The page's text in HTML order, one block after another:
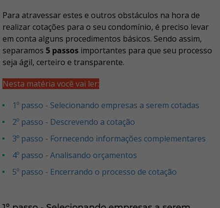
Para atravessar estes e outros obstáculos na hora de
realizar cotações para o seu condomínio, é preciso levar
em conta alguns procedimentos básicos. Sendo assim,
separamos 5 passos importantes para que seu processo
seja ágil, certeiro e transparente.
Nesta matéria você vai ler:
1º passo - Selecionando empresas a serem cotadas
2º passo - Descrevendo a cotação
3º passo - Fornecendo informações complementares
4º passo - Analisando orçamentos
5º passo - Encerrando o processo de cotação